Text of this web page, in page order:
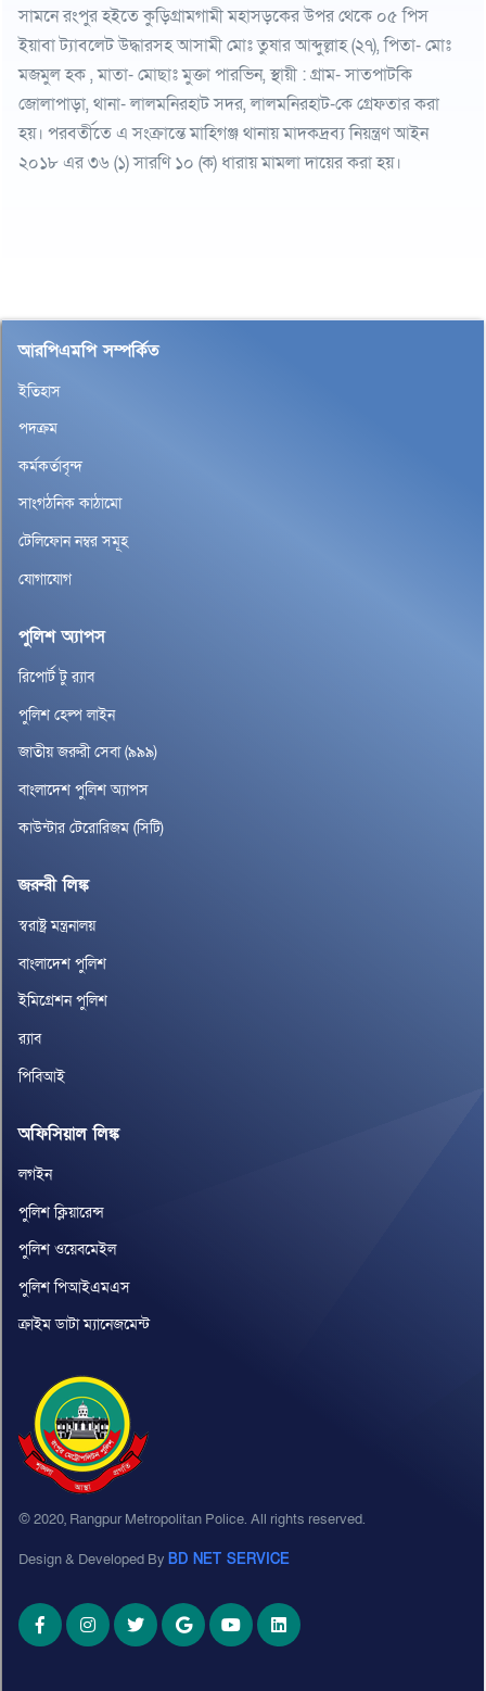
সামনে রংপুর হইতে কুড়িগ্রামগামী মহাসড়কের উপর থেকে ০৫ পিস
ইয়াবা ট্যাবলেট উদ্ধারসহ আসামী মোঃ তুষার আব্দুল্লাহ (২৭), পিতা- মোঃ
মজমুল হক , মাতা- মোছাঃ মুক্তা পারভিন, স্থায়ী : গ্রাম- সাতপাটকি
জোলাপাড়া, থানা- লালমনিরহাট সদর, লালমনিরহাট-কে গ্রেফতার করা
হয়। পরবর্তীতে এ সংক্রান্তে মাহিগঞ্জ থানায় মাদকদ্রব্য নিয়ন্ত্রণ আইন
২০১৮ এর ৩৬ (১) সারণি ১০ (ক) ধারায় মামলা দায়ের করা হয়।
আরপিএমপি সম্পর্কিত
ইতিহাস
পদক্রম
কর্মকর্তাবৃন্দ
সাংগঠনিক কাঠামো
টেলিফোন নম্বর সমূহ
যোগাযোগ
পুলিশ অ্যাপস
রিপোর্ট টু র‌্যাব
পুলিশ হেল্প লাইন
জাতীয় জরুরী সেবা (৯৯৯)
বাংলাদেশ পুলিশ অ্যাপস
কাউন্টার টেরোরিজম (সিটি)
জরুরী লিঙ্ক
স্বরাষ্ট্র মন্ত্রনালয়
বাংলাদেশ পুলিশ
ইমিগ্রেশন পুলিশ
র‌্যাব
পিবিআই
অফিসিয়াল লিঙ্ক
লগইন
পুলিশ ক্লিয়ারেন্স
পুলিশ ওয়েবমেইল
পুলিশ পিআইএমএস
ক্রাইম ডাটা ম্যানেজমেন্ট
© 2020, Rangpur Metropolitan Police. All rights reserved.
Design & Developed By BD NET SERVICE